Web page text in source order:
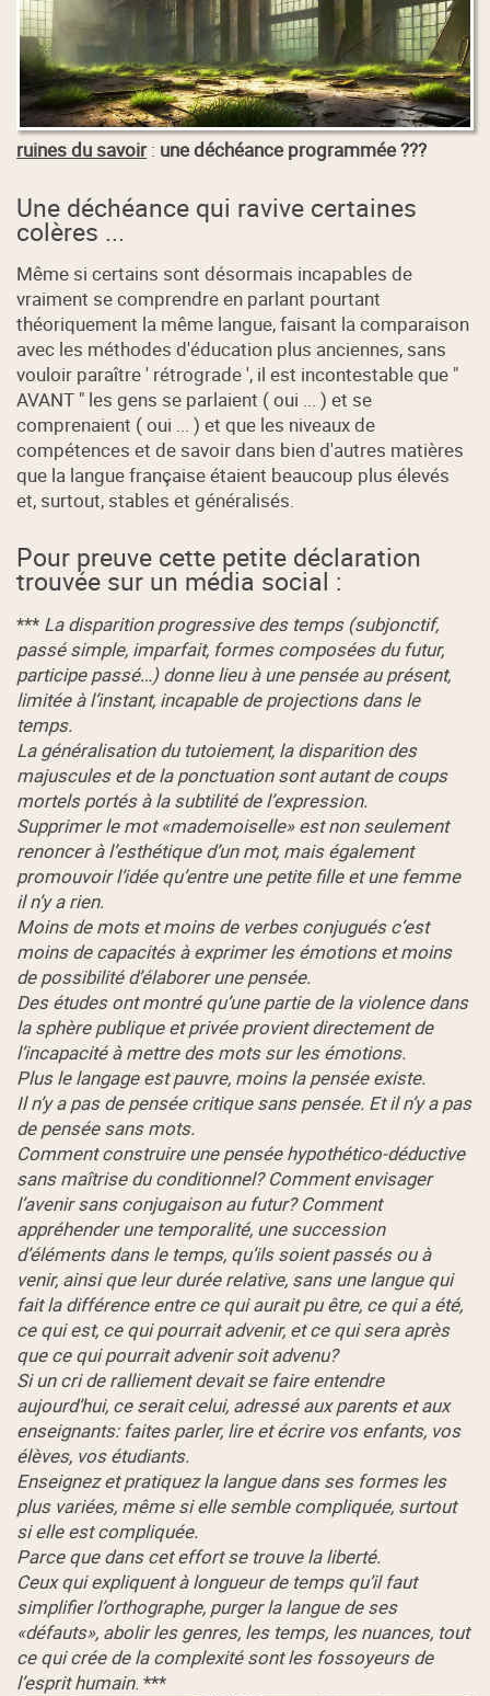
ruines du savoir: une déchéance programmée ???
Une déchéance qui ravive certaines
colères ...
Même si certains sont désormais incapables de
vraiment se comprendre en parlant pourtant
théoriquement la même langue, faisant la comparaison
avec les méthodes d'éducation plus anciennes, sans
vouloir paraître ' rétrograde ', il est incontestable que "
AVANT " les gens se parlaient ( oui ... ) et se
comprenaient ( oui ... ) et que les niveaux de
compétences et de savoir dans bien d'autres matières
que la langue française étaient beaucoup plus élevés
et, surtout, stables et généralisés.
Pour preuve cette petite déclaration
trouvée sur un média social :
*** La disparition progressive des temps (subjonctif,
passé simple, imparfait, formes composées du futur,
participe passé…) donne lieu à une pensée au présent,
limitée à l’instant, incapable de projections dans le
temps.
La généralisation du tutoiement, la disparition des
majuscules et de la ponctuation sont autant de coups
mortels portés à la subtilité de l’expression.
Supprimer le mot «mademoiselle» est non seulement
renoncer à l’esthétique d’un mot, mais également
promouvoir l’idée qu’entre une petite fille et une femme
il n’y a rien.
Moins de mots et moins de verbes conjugués c’est
moins de capacités à exprimer les émotions et moins
de possibilité d’élaborer une pensée.
Des études ont montré qu’une partie de la violence dans
la sphère publique et privée provient directement de
l’incapacité à mettre des mots sur les émotions.
Plus le langage est pauvre, moins la pensée existe.
Il n’y a pas de pensée critique sans pensée. Et il n’y a pas
de pensée sans mots.
Comment construire une pensée hypothético-déductive
sans maîtrise du conditionnel? Comment envisager
l’avenir sans conjugaison au futur? Comment
appréhender une temporalité, une succession
d’éléments dans le temps, qu’ils soient passés ou à
venir, ainsi que leur durée relative, sans une langue qui
fait la différence entre ce qui aurait pu être, ce qui a été,
ce qui est, ce qui pourrait advenir, et ce qui sera après
que ce qui pourrait advenir soit advenu?
Si un cri de ralliement devait se faire entendre
aujourd’hui, ce serait celui, adressé aux parents et aux
enseignants: faites parler, lire et écrire vos enfants, vos
élèves, vos étudiants.
Enseignez et pratiquez la langue dans ses formes les
plus variées, même si elle semble compliquée, surtout
si elle est compliquée.
Parce que dans cet effort se trouve la liberté.
Ceux qui expliquent à longueur de temps qu’il faut
simplifier l’orthographe, purger la langue de ses
«défauts», abolir les genres, les temps, les nuances, tout
ce qui crée de la complexité sont les fossoyeurs de
l’esprit humain. ***